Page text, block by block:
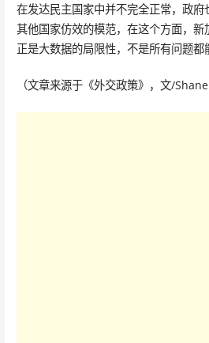
在发达民主国家中并不完全正常，政
其他国家仿效的模范，在这个方面，
正是大数据的局限性，不是所有问题都
（文章来源于《外交政策》，文/